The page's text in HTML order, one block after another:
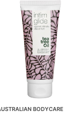
BODYCARE